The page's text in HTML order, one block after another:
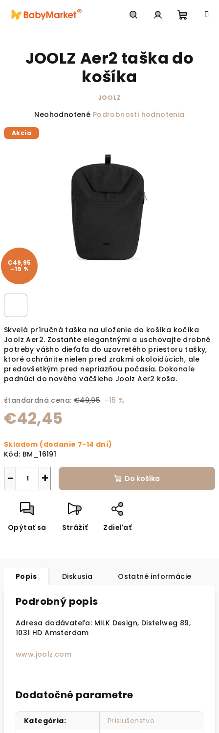
Skvelá príručná taška na uloženie do košíka kočíka
Joolz Aer2. Zostaňte elegantnými a uschovajte drobné
potreby vášho dieťaťa do uzavretého priestoru tašky,
ktoré ochránite nielen pred zrakmi okoloidúcich, ale
predovšetkým pred nepriazňou počasia. Dokonale
padnúci do nového väčšieho Joolz Aer2 koša.
štandardná cena: €49,95 –15 %
€42,45
Skladom (dodanie 7-14 dní)
Kód: BM_16191
+
− Do košíka
Opýtať sa Strážiť Zdieľať
JOOLZ Aer2 taška do
košíka
JOOLZ
Priemerné hodnotenie produktu je 0,0 z 5
Neohodnotené Podrobnosti hodnotenia
Akcia
€49,95
–15 %
Popis Diskusia Ostatné informácie
Podrobný popis
Adresa dodávateľa: MILK Design, Distelweg 89,
1031 HD Amsterdam
www.joolz.com
Dodatočné parametre
Kategória:
Príslušenstvo